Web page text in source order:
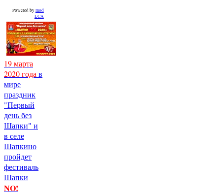
Powered by mod
LCA
19 марта
2020 года в
мире
праздник
"Первый
день без
Шапки" и
в селе
Шапкино
пройдет
фестиваль
Шапки
NO!